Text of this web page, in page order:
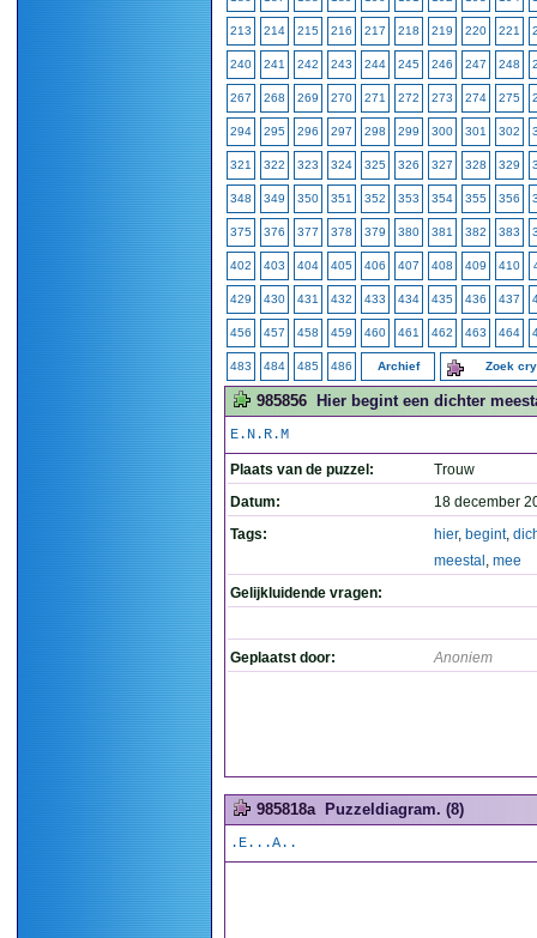
213 214 215 216 217 218 219 220 221
240 241 242 243 244 245 246 247 248
267 268 269 270 271 272 273 274 275
294 295 296 297 298 299 300 301 302
321 322 323 324 325 326 327 328 329
348 349 350 351 352 353 354 355 356
375 376 377 378 379 380 381 382 383
402 403 404 405 406 407 408 409 410
429 430 431 432 433 434 435 436 437
456 457 458 459 460 461 462 463 464
483 484 485 486 Archief Zoek
985856 Hier begint een dichter
E.N.R.M
Plaats van de puzzel:
Trouw
Datum:
18 december
Tags:
hier, begint,
meestal , mee
Gelijkluidende vragen:
Geplaatst door: Anoniem
985818a Puzzeldiagram. (8)
.E...A..